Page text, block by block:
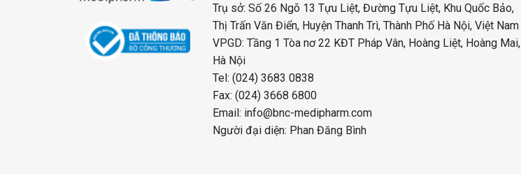
Trụ sở: Số 26 Ngõ 13 Tựu Liệt, Đường Tựu Liệt, Khu Quốc Bảo,
Thị Trấn Văn Điển, Huyện Thanh Trì, Thành Phố Hà Nội, Việt Nam
VPGD: Tầng 1 Tòa nơ 22 KĐT Pháp Vân, Hoàng Liệt, Hoàng Mai,
Hà Nội
Tel: (024) 3683 0838
Fax: (024) 3668 6800
Email: info@bnc-medipharm.com
Người đại diện: Phan Đăng Bình